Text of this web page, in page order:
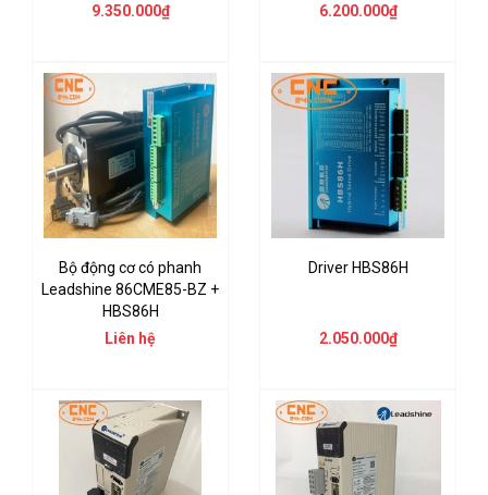
9.350.000₫
6.200.000₫
Bộ động cơ có phanh
Leadshine 86CME85-BZ +
HBS86H
Liên hệ
Driver HBS86H
2.050.000₫